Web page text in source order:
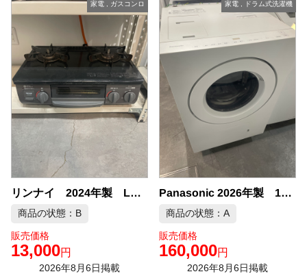
家電, ガスコンロ
リンナイ 2024年製 LPガス ガスコンロ 中古品販売
商品の状態：B
販売価格
13,000円
2026年8月6日掲載
家電 ドラム式洗濯機
Panasonic 2026年製 10kg ドラム式洗濯機 中古品販売
商品の状態：A
販売価格
160,000円
2026年8月6日掲載